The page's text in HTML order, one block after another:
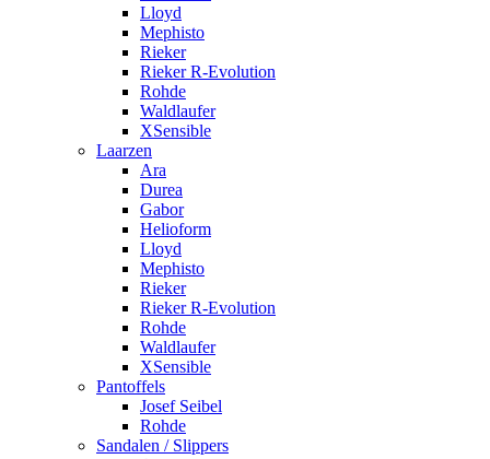
Lloyd
Mephisto
Rieker
Rieker R-Evolution
Rohde
Waldlaufer
XSensible
Laarzen
Ara
Durea
Gabor
Helioform
Lloyd
Mephisto
Rieker
Rieker R-Evolution
Rohde
Waldlaufer
XSensible
Pantoffels
Josef Seibel
Rohde
Sandalen / Slippers